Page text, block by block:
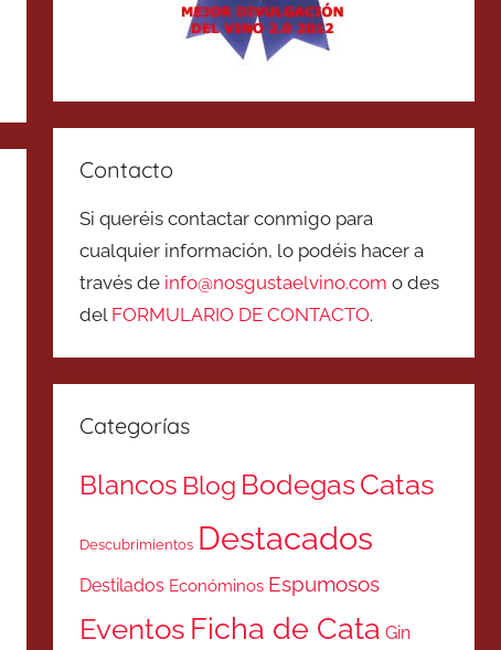
Contacto
Si queréis contactar conmigo para
cualquier información, lo podéis hacer a
través de info@nosgustaelvino.com o des
del FORMULARIO DE CONTACTO.
Categorías
Blancos Blog BodegasCatas
Descubrimientos Destacados
Destilados Económinos Espumosos
Eventos Ficha de Cata Gin